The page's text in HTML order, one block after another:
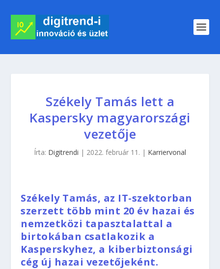
Székely Tamás lett a
Kaspersky magyarországi
vezetője
Írta: Digitrendi | 2022. február 11. | Karriervonal
Székely Tamás, az IT-szektorban
szerzett több mint 20 év hazai és
nemzetközi tapasztalattal a
birtokában csatlakozik a
Kasperskyhez, a kiberbiztonsági
cég új hazai vezetőjeként.